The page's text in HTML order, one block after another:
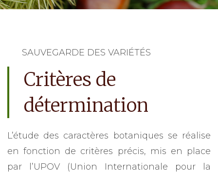
SAUVEGARDE DES VARIÉTÉS
Critères de
détermination
L’étude des caractères botaniques se réalise
en fonction de critères précis, mis en place
par l’UPOV (Union Internationale pour la